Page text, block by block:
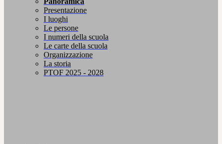
Presentazione
I luoghi
Le persone
I numeri della scuola
Le carte della scuola
Organizzazione
La storia
PTOF 2025 - 2028